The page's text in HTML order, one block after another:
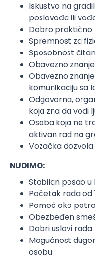
Iskustvo na
poslovođa ili
Dobro praktično
Spremnost za
Sposobnost
Obavezno
Obavezno
komunikaciju sa
Odgovorna,
koja zna da vodi
Osoba koja ne
aktivan rad na
Vozačka
NUDIMO:
Stabilan posao u
Početak rada od
Pomoć oko
Obezbeđen
Dobri uslovi rada
Mogućnost
osobu